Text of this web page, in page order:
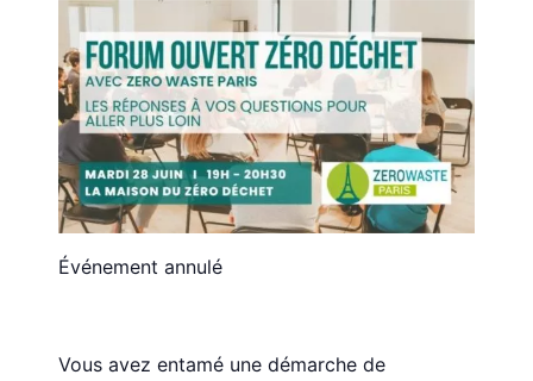
Événement annulé
Vous avez entamé une démarche de